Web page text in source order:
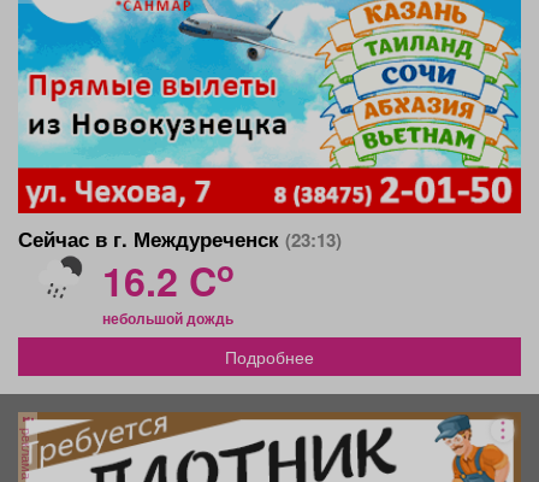
Сейчас в г. Междуреченск (23:13)
16.2 Co
небольшой дождь
Подробнее
реклама